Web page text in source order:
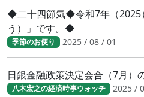
◆二十四節気◆令和7年（2025
う）」です。◆
季節のお便り 2025 / 08 / 01
日銀金融政策決定会合（7月）
八木宏之の経済時事ウォッチ 2025 /